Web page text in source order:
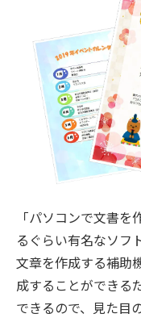
「パソコンで文書
るぐらい有名なソフ
文章を作成する補助
成することができる
できるので、見た目